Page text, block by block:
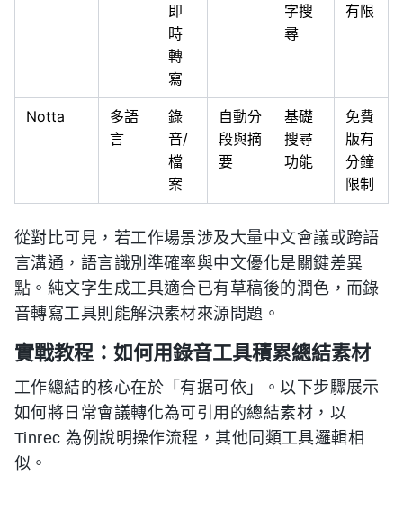
即
時
轉
寫
字搜
尋
有限
Notta
多語
言
錄
音/
檔
案
自動分
段與摘
要
基礎
搜尋
功能
免費
版有
分鐘
限制
從對比可見，若工作場景涉及大量中文會議或跨語
言溝通，語言識別準確率與中文優化是關鍵差異
點。純文字生成工具適合已有草稿後的潤色，而錄
音轉寫工具則能解決素材來源問題。
實戰教程：如何用錄音工具積累總結素材
工作總結的核心在於「有据可依」。以下步驟展示
如何將日常會議轉化為可引用的總結素材，以
Tinrec 為例說明操作流程，其他同類工具邏輯相
似。